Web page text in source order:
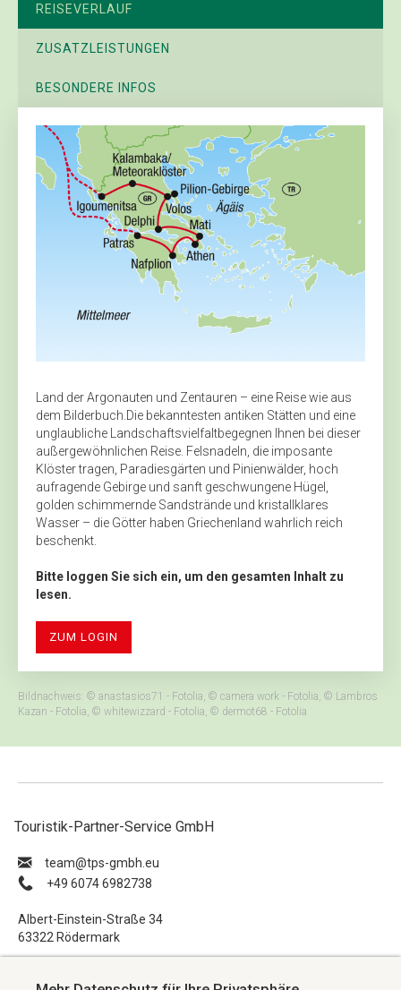
REISEVERLAUF
ZUSATZLEISTUNGEN
BESONDERE INFOS
Land der Argonauten und Zentauren – eine Reise wie aus
dem Bilderbuch.Die bekanntesten antiken Stätten und eine
unglaubliche Landschaftsvielfaltbegegnen Ihnen bei dieser
außergewöhnlichen Reise. Felsnadeln, die imposante
Klöster tragen, Paradiesgärten und Pinienwälder, hoch
aufragende Gebirge und sanft geschwungene Hügel,
golden schimmernde Sandstrände und kristallklares
Wasser – die Götter haben Griechenland wahrlich reich
beschenkt.
Bitte loggen Sie sich ein, um den gesamten Inhalt zu
lesen.
ZUM LOGIN
Bildnachweis: © anastasios71 - Fotolia, © camera work - Fotolia, © Lambros
Kazan - Fotolia, © whitewizzard - Fotolia, © dermot68 - Fotolia
Touristik-Partner-Service GmbH
ue.hbmg-spt@maet
+49 6074 6982738
Albert-Einstein-Straße 34
63322 Rödermark
Impressum